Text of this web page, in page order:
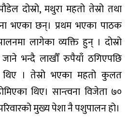
दोस्रो, मथुरा महतो तेस्रो तथा
भएका छन्। प्रथम भएका पाठक
लागेका व्यक्ति हुन् । दोस्रो
भन्दै लाखौँ रुपैयाँ ठगिएपछि
थिए । तेस्रो भएका महतो कुलत
थिए। सान्त्वना विजेता ७०
मुख्य पेशा नै पशुपालन हो।